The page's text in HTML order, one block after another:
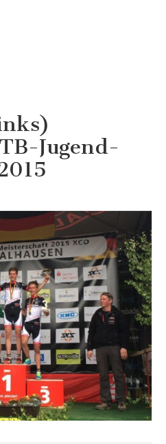
Jugend-